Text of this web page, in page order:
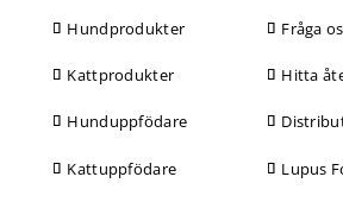
Hundprodukter
Kattprodukter
Hunduppfödare
Kattuppfödare
Fråga
Hitta
Lupus